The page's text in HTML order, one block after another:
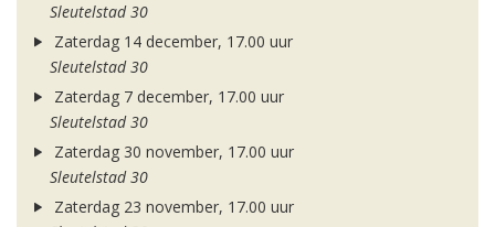
Sleutelstad 30
Zaterdag 14 december, 17.00 uur
Sleutelstad 30
Zaterdag 7 december, 17.00 uur
Sleutelstad 30
Zaterdag 30 november, 17.00 uur
Sleutelstad 30
Zaterdag 23 november, 17.00 uur